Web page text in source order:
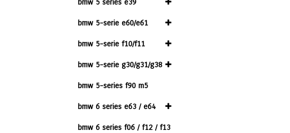
bmw 5 series e39
bmw 5-serie e60/e61
bmw 5-serie f10/f11
bmw 5-serie g30/g31/g38
bmw 5-series f90 m5
bmw 6 series e63 / e64
bmw 6 series f06 / f12 / f13